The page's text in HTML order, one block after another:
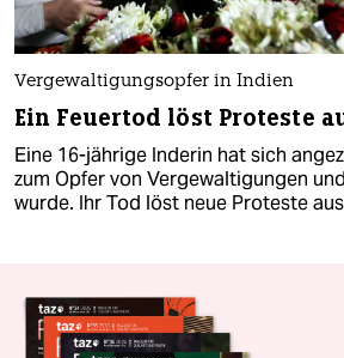
Vergewaltigungsopfer in Indien
Ein Feuertod löst Proteste
Eine 16-jährige Inderin hat sich
zum Opfer von Vergewaltigungen
wurde. Ihr Tod löst neue Proteste